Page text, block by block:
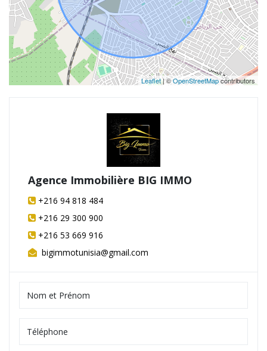
Leaflet| ©OpenStreetMapcontributors
Agence Immobilière BIG IMMO
+216 94 818 484
+216 29 300 900
+216 53 669 916
bigimmotunisia@gmail.com